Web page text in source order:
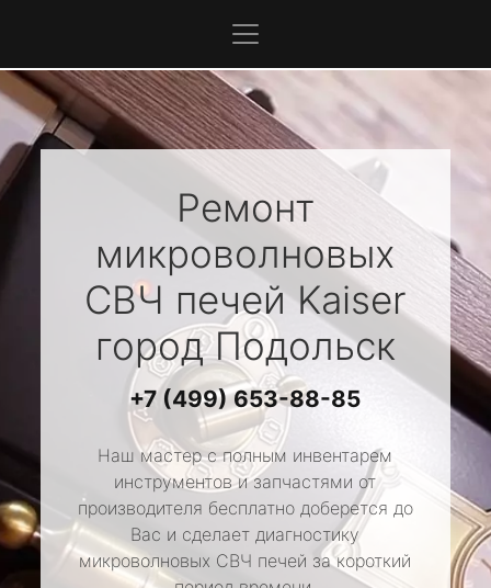
Ремонт
микроволновых
СВЧ печейKaiser
город Подольск
+7 (499) 653-88-85
Наш мастер с полным инвентарем
инструментов и запчастями от
производителя бесплатно доберется до
Вас и сделает диагностику
микроволновых СВЧ печей за короткий